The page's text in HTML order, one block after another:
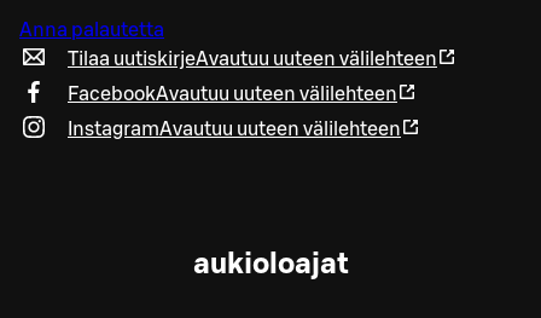
Anna palautetta
Tilaa uutiskirjeAvautuu uuteen välilehteen
FacebookAvautuu uuteen välilehteen
InstagramAvautuu uuteen välilehteen
aukioloajat